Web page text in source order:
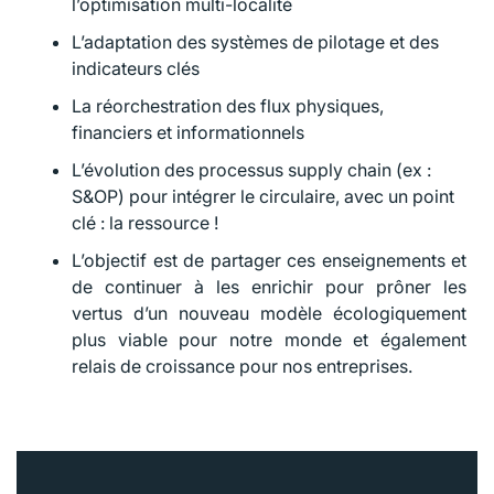
l’optimisation multi-localité
L’adaptation des systèmes de pilotage et des
indicateurs clés
La réorchestration des flux physiques,
financiers et informationnels
L’évolution des processus supply chain (ex :
S&OP) pour intégrer le circulaire, avec un point
clé : la ressource !
L’objectif est de partager ces enseignements et
de continuer à les enrichir pour prôner les
vertus d’un nouveau modèle écologiquement
plus viable pour notre monde et également
relais de croissance pour nos entreprises.